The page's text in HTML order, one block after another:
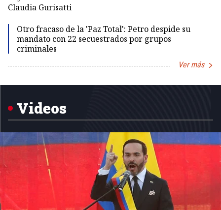
Claudia Gurisatti
Otro fracaso de la 'Paz Total': Petro despide su
mandato con 22 secuestrados por grupos
criminales
Ver más
Videos